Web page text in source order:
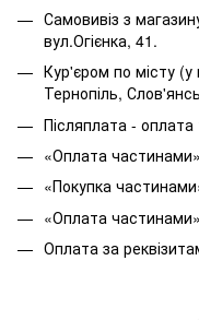
Самовивіз з
вул.Огієнка, 41.
Кур'єром по місту
Тернопіль,
Післяплата -
«Оплата
«Покупка
«Оплата
Оплата за